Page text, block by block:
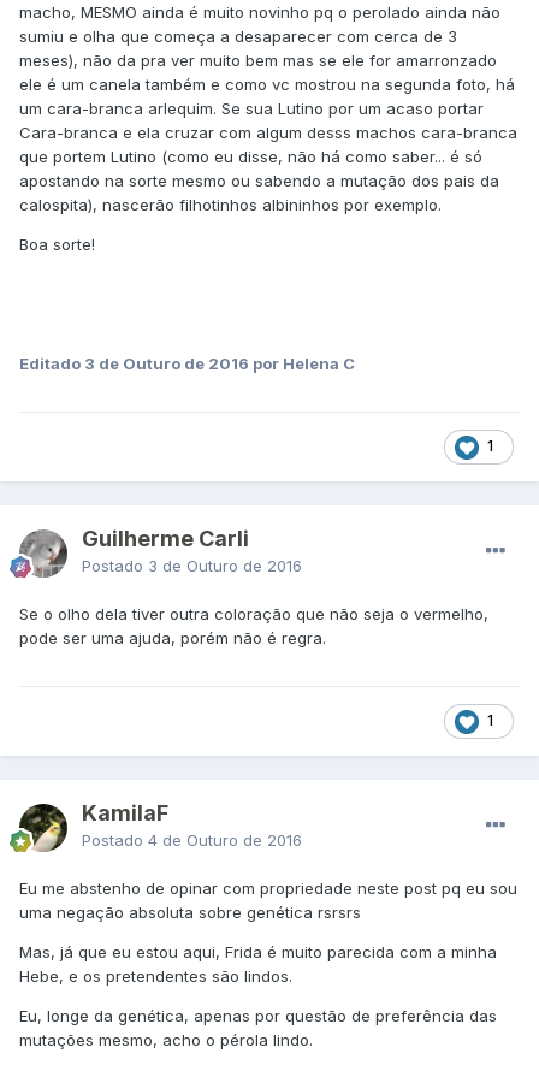
macho, MESMO ainda é muito novinho pq o perolado ainda não
sumiu e olha que começa a desaparecer com cerca de 3
meses), não da pra ver muito bem mas se ele for amarronzado
ele é um canela também e como vc mostrou na segunda foto, há
um cara-branca arlequim. Se sua Lutino por um acaso portar
Cara-branca e ela cruzar com algum desss machos cara-branca
que portem Lutino (como eu disse, não há como saber... é só
apostando na sorte mesmo ou sabendo a mutação dos pais da
calospita), nascerão filhotinhos albininhos por exemplo.
Boa sorte!
Editado 3 de Outuro de 2016 por Helena C
1
Guilherme Carli
Postado 3 de Outuro de 2016
Se o olho dela tiver outra coloração que não seja o vermelho,
pode ser uma ajuda, porém não é regra.
1
KamilaF
Postado 4 de Outuro de 2016
Eu me abstenho de opinar com propriedade neste post pq eu sou
uma negação absoluta sobre genética rsrsrs
Mas, já que eu estou aqui, Frida é muito parecida com a minha
Hebe, e os pretendentes são lindos.
Eu, longe da genética, apenas por questão de preferência das
mutações mesmo, acho o pérola lindo.